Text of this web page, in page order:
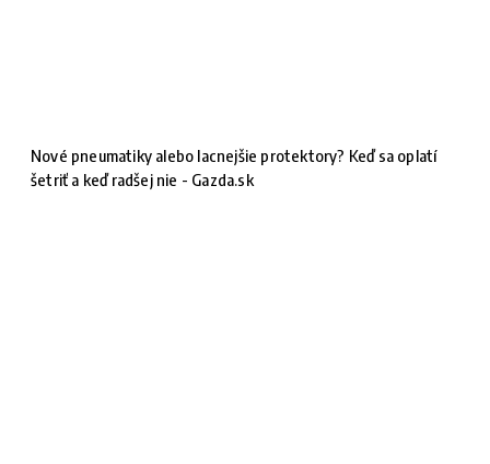
Nové pneumatiky alebo lacnejšie protektory? Keď sa oplatí
šetriť a keď radšej nie - Gazda.sk